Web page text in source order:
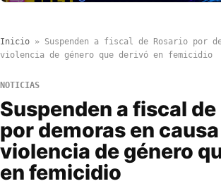
Inicio » Suspenden a fiscal de Rosario por
violencia de género que derivó en femicidio
NOTICIAS
Suspenden a fiscal
por demoras en
violencia de género
en femicidio